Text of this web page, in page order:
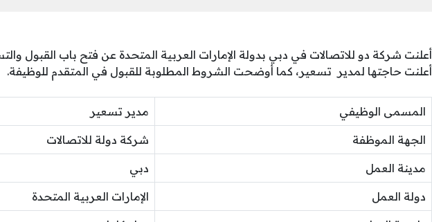
أعلنت شركة دو للاتصالات في دبي بدولة الإمارات العربية المتحدة عن فتح باب القبول
أعلنت حاجتها لمدير تسعير، كما أوضحت الشروط المطلوبة للقبول في المتقدم للوظيفة.
المسمى الوظيفي مدير تسعير
الجهة الموظفة شركة دولة للاتصالات
مدينة العمل دبي
دولة العمل الإمارات العربية المتحدة